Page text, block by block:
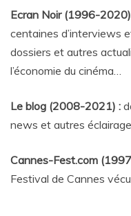
Ecran Noir (1996-2020)
centaines d’interviews
dossiers et autres
l’économie du cinéma…
Le blog (2008-2021) :
news et autres
Cannes-Fest.com
Festival de Cannes